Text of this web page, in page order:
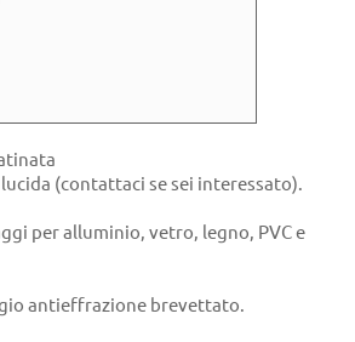
lucida (contattaci se sei interessato).
per alluminio, vetro, legno, PVC e
antieffrazione brevettato.